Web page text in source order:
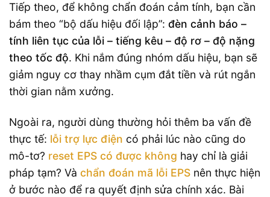
Tiếp theo, để không chẩn đoán cảm tính, bạn cần
bám theo “bộ dấu hiệu đối lập”: đèn cảnh báo –
tính liên tục của lỗi – tiếng kêu – độ rơ – độ nặng
theo tốc độ. Khi nắm đúng nhóm dấu hiệu, bạn sẽ
giảm nguy cơ thay nhầm cụm đắt tiền và rút ngắn
thời gian nằm xưởng.
Ngoài ra, người dùng thường hỏi thêm ba vấn đề
thực tế: lỗi trợ lực điện có phải lúc nào cũng do
mô-tơ? reset EPS có được không hay chỉ là giải
pháp tạm? Và chẩn đoán mã lỗi EPS nên thực hiện
ở bước nào để ra quyết định sửa chính xác. Bài